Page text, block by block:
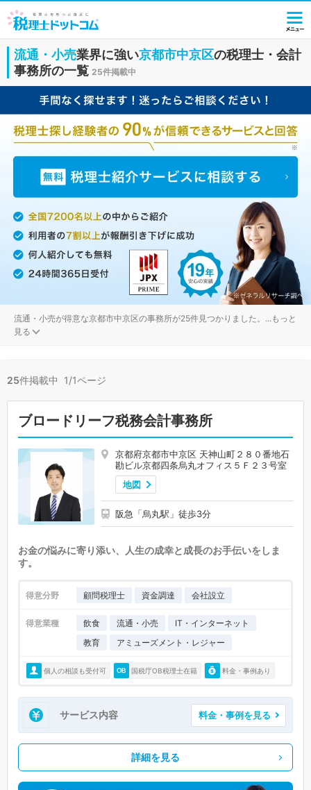
流通・小売業界に強い京都市中京区の税理士・会計
事務所の一覧 25件掲載中
流通・小売が得意な京都市中京区の事務所が25件見つかりました。 ...もっと
見る
25件掲載中 1/1ページ
ブロードリーフ税務会計事務所
京都府京都市中京区 天神山町２８０番地石
勘ビル京都四条烏丸オフィス５Ｆ２３号室
地図
阪急「烏丸駅」徒歩3分
お金の悩みに寄り添い、人生の成幸と成長のお手伝いをしま
す。
得意分野 顧問税理士 資金調達 会社設立
得意業種 飲食 流通・小売
IT・インターネット
教育
アミューズメント・レジャー
個人の相談も受付可 国税庁OB税理士在籍 料金・事例あり
サービス内容 料金・事例を見る
詳細を見る